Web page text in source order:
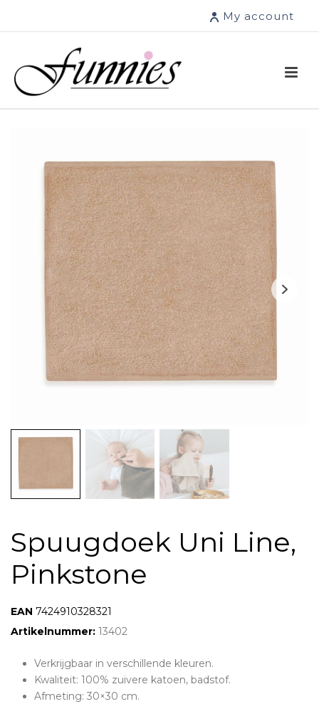
My account
Spuugdoek Uni Line,
Pinkstone
EAN: 7424910328321
Artikelnummer: 13402
Verkrijgbaar in verschillende kleuren.
Kwaliteit: 100% zuivere katoen, badstof.
Afmeting: 30×30 cm.